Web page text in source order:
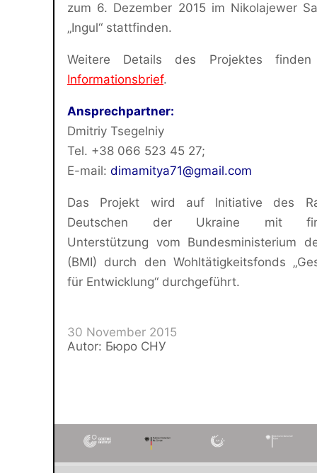
zum 6. Dezember 2015 im Nikolajewer
„Ingul“ stattfinden.
Weitere Details des Projektes
Informationsbrief.
Ansprechpartner:
Dmitriy Tsegelniy
Tel. +38 066 523 45 27;
E-mail: dimamitya71@gmail.com
Das Projekt wird auf Initiative des
Deutschen der Ukraine mit
Unterstützung vom Bundesministerium
(BMI) durch den Wohltätigkeitsfonds
für Entwicklung“ durchgeführt.
30 November 2015
Autor: Бюро СНУ